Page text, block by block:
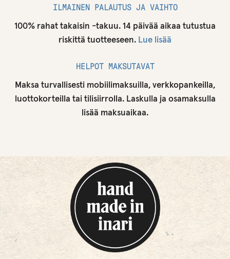
ILMAINEN PALAUTUS JA VAIHTO
100% rahat takaisin -takuu. 14 päivää aikaa tutustua
riskittä tuotteeseen. Lue lisää
HELPOT MAKSUTAVAT
Maksa turvallisesti mobiilimaksuilla, verkkopankeilla,
luottokorteilla tai tilisiirrolla. Laskulla ja osamaksulla
lisää maksuaikaa.